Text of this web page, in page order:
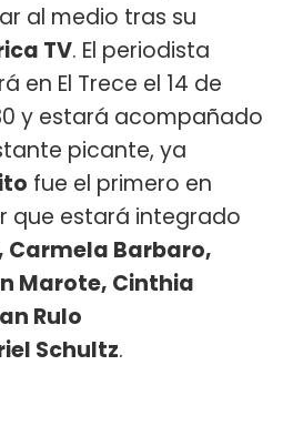
al medio tras su
TV. El periodista
en El Trece el 14 de
y estará acompañado
picante, ya
fue el primero en
que estará integrado
Carmela Barbaro,
Marote, Cinthia
Rulo
Schultz.